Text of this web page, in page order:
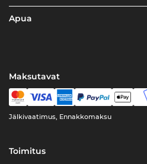
Apua
Maksutavat
Jälkivaatimus, Ennakkomaksu
Toimitus